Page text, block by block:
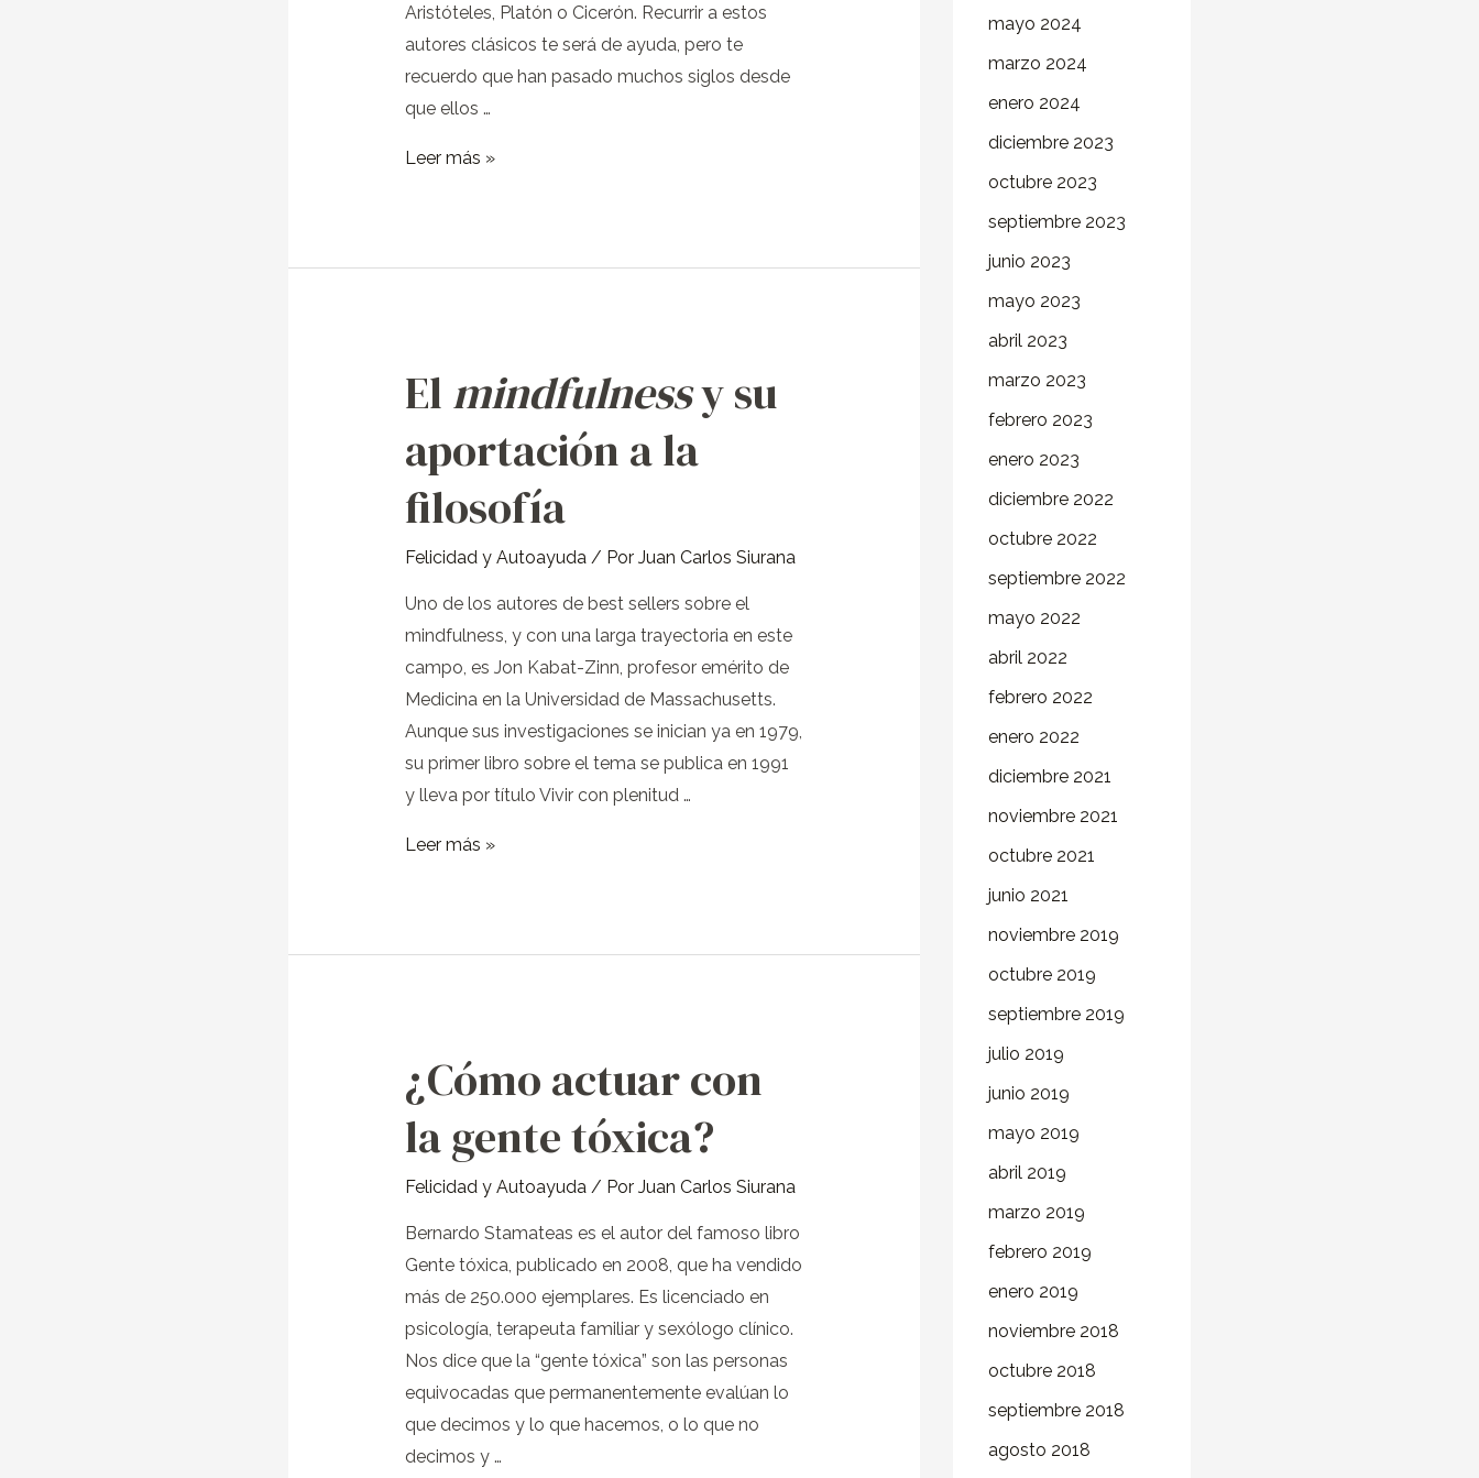
Aristóteles, Platón o Cicerón. Recurrir a estos
autores clásicos te será de ayuda, pero te
recuerdo que han pasado muchos siglos desde
que ellos …
Leer más »
El mindfulnessy su
aportación a la
filosofía
Felicidad y Autoayuda / PorJuan Carlos Siurana
Uno de los autores de best sellers sobre el
mindfulness, y con una larga trayectoria en este
campo, es Jon Kabat-Zinn, profesor emérito de
Medicina en la Universidad de Massachusetts.
Aunque sus investigaciones se inician ya en 1979,
su primer libro sobre el tema se publica en 1991
y lleva por título Vivir con plenitud …
El
mindfulness
y
su
aportación
la
filosofía
Leer más »
¿Cómo actuar con
la gente tóxica?
Felicidad y Autoayuda / PorJuan Carlos Siurana
Bernardo Stamateas es el autor del famoso libro
Gente tóxica, publicado en 2008, que ha vendido
más de 250.000 ejemplares. Es licenciado en
psicología, terapeuta familiar y sexólogo clínico.
Nos dice que la “gente tóxica” son las personas
equivocadas que permanentemente evalúan lo
que decimos y lo que hacemos, o lo que no
decimos y …
¿Cómo
actuar
con
gente
tóxica?
mayo 2024
marzo 2024
enero 2024
diciembre 2023
octubre 2023
septiembre 2023
junio 2023
mayo 2023
abril 2023
marzo 2023
febrero 2023
enero 2023
diciembre 2022
octubre 2022
septiembre 2022
mayo 2022
abril 2022
febrero 2022
enero 2022
diciembre 2021
noviembre 2021
octubre 2021
junio 2021
noviembre 2019
octubre 2019
septiembre 2019
julio 2019
junio 2019
mayo 2019
abril 2019
marzo 2019
febrero 2019
enero 2019
noviembre 2018
octubre 2018
septiembre 2018
agosto 2018